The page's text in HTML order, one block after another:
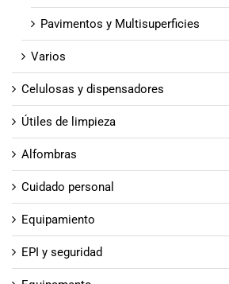
Pavimentos y Multisuperficies
Varios
Celulosas y dispensadores
Útiles de limpieza
Alfombras
Cuidado personal
Equipamiento
EPI y seguridad